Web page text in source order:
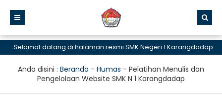
datang di halaman resmi SMK Negeri 1 Karangdadap
Anda disini : Beranda - Humas - Pelatihan Menulis dan
Pengelolaan Website SMK N 1 Karangdadap